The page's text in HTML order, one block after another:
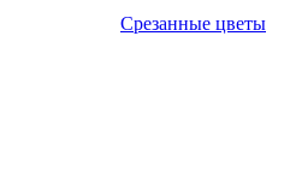
Срезанные цветы